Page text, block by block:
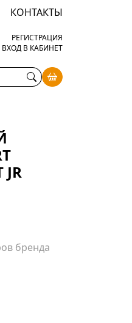
КОНТАКТЫ
РЕГИСТРАЦИЯ
ВХОД В КАБИНЕТ
JR
бренда